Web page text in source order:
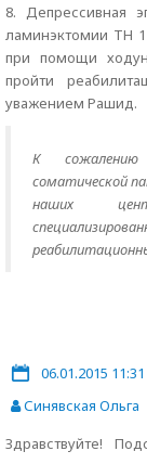
8. Депрессивная
ламинэктомии TH
при помощи
пройти
уважением Рашид.
К сожалению
соматической
наших
06.01.2015 11:31
Синявская Ольга
Здравствуйте!